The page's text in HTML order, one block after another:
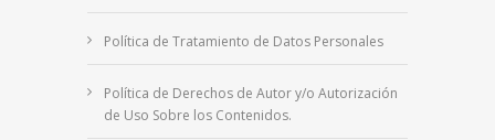
Política de Tratamiento de Datos Personales
Política de Derechos de Autor y/o Autorización
de Uso Sobre los Contenidos.